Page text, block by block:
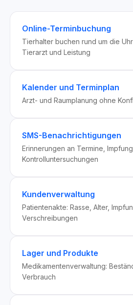
Online-Terminbuchung
Tierhalter buchen rund um die
Tierarzt und Leistung
Kalender und Terminplan
Arzt- und Raumplanung ohne
SMS-Benachrichtigungen
Erinnerungen an Termine,
Kontrolluntersuchungen
Kundenverwaltung
Patientenakte: Rasse, Alter,
Verschreibungen
Lager und Produkte
Medikamentenverwaltung:
Verbrauch